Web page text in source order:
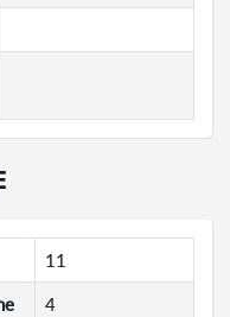
11
4